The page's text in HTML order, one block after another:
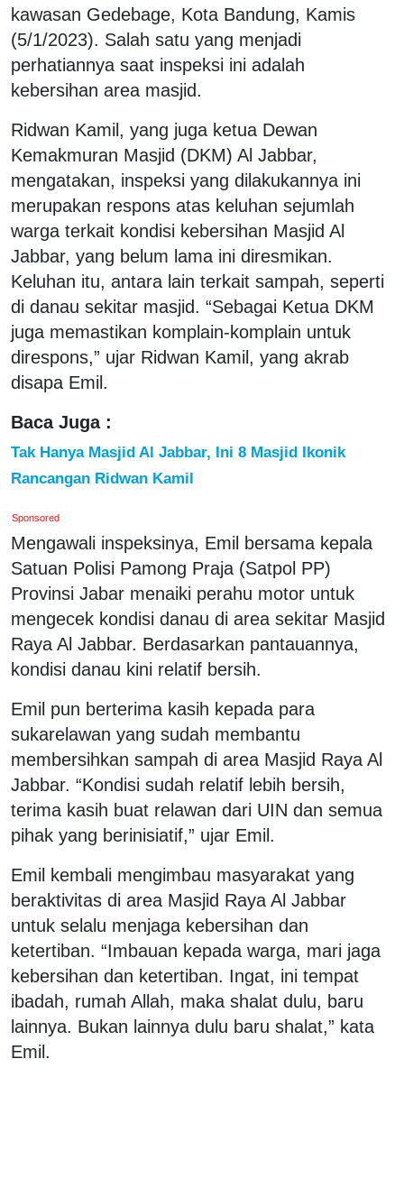
kawasan Gedebage, Kota Bandung, Kamis
(5/1/2023). Salah satu yang menjadi
perhatiannya saat inspeksi ini adalah
kebersihan area masjid.
Ridwan Kamil, yang juga ketua Dewan
Kemakmuran Masjid (DKM) Al Jabbar,
mengatakan, inspeksi yang dilakukannya ini
merupakan respons atas keluhan sejumlah
warga terkait kondisi kebersihan Masjid Al
Jabbar, yang belum lama ini diresmikan.
Keluhan itu, antara lain terkait sampah, seperti
di danau sekitar masjid. “Sebagai Ketua DKM
juga memastikan komplain-komplain untuk
direspons,” ujar Ridwan Kamil, yang akrab
disapa Emil.
Baca Juga :
Tak Hanya Masjid Al Jabbar, Ini 8 Masjid Ikonik
Rancangan Ridwan Kamil
Sponsored
Mengawali inspeksinya, Emil bersama kepala
Satuan Polisi Pamong Praja (Satpol PP)
Provinsi Jabar menaiki perahu motor untuk
mengecek kondisi danau di area sekitar Masjid
Raya Al Jabbar. Berdasarkan pantauannya,
kondisi danau kini relatif bersih.
Emil pun berterima kasih kepada para
sukarelawan yang sudah membantu
membersihkan sampah di area Masjid Raya Al
Jabbar. “Kondisi sudah relatif lebih bersih,
terima kasih buat relawan dari UIN dan semua
pihak yang berinisiatif,” ujar Emil.
Emil kembali mengimbau masyarakat yang
beraktivitas di area Masjid Raya Al Jabbar
untuk selalu menjaga kebersihan dan
ketertiban. “Imbauan kepada warga, mari jaga
kebersihan dan ketertiban. Ingat, ini tempat
ibadah, rumah Allah, maka shalat dulu, baru
lainnya. Bukan lainnya dulu baru shalat,” kata
Emil.